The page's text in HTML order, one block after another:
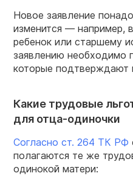
Новое заявление
изменится — например,
ребенок или старшему
заявлению необходимо
которые подтверждают
Какие трудовые
для отца-одиночки
Согласно ст. 264 ТК РФ
полагаются те же
одинокой матери: